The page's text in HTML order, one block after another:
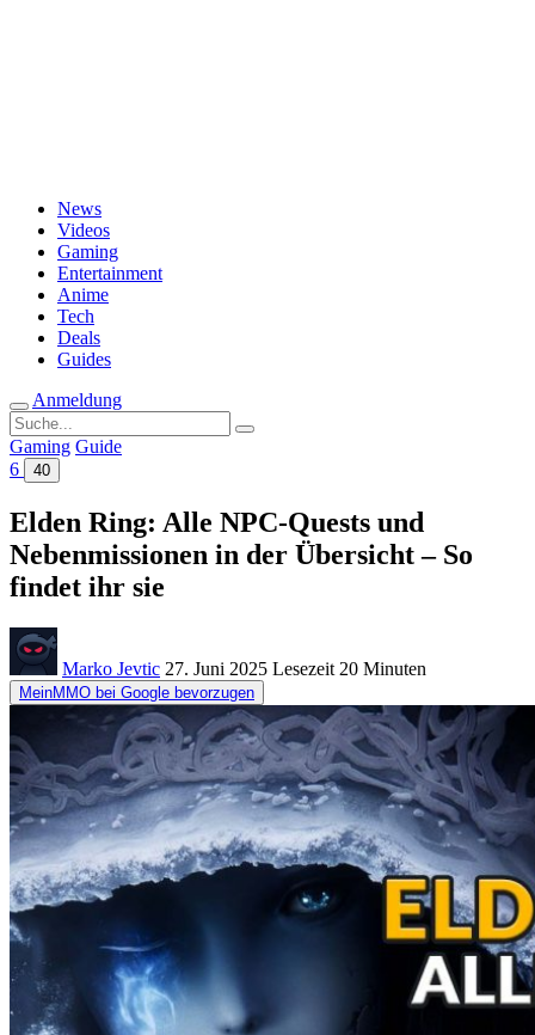
News
Videos
Gaming
Entertainment
Anime
Tech
Deals
Guides
Anmeldung
Suche
nach:
Gaming Guide
6
40
Elden Ring: Alle NPC-Quests und
Nebenmissionen in der Übersicht – So
findet ihr sie
Marko Jevtic 27. Juni 2025 Lesezeit 20 Minuten
MeinMMO bei Google bevorzugen